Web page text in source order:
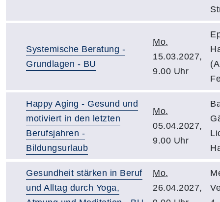
Systemische Beratung -
Grundlagen - BU
Mo.
15.03.2027,
9.00 Uhr
Happy Aging - Gesund und
motiviert in den letzten
Berufsjahren -
Bildungsurlaub
Mo.
05.04.2027,
9.00 Uhr
Gesundheit stärken in Beruf
und Alltag durch Yoga,
Mo.
26.04.2027,